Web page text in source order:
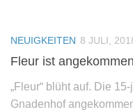
NEUIGKEITEN 8 JULI,
Fleur ist
„Fleur“ blüht auf. Die
Gnadenhof